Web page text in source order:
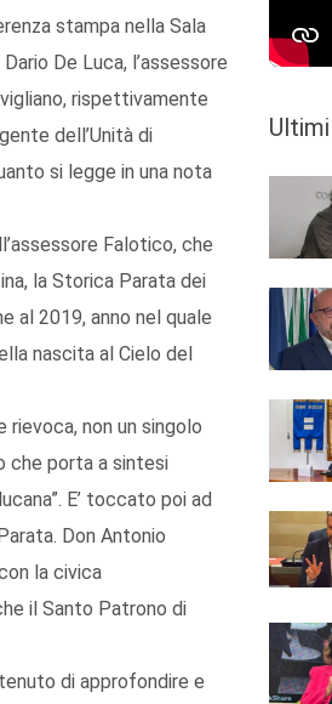
stampa nella Sala
De Luca, l’assessore
rispettivamente
dell’Unità di
si legge in una nota
Falotico, che
la Storica Parata dei
al 2019, anno nel quale
nascita al Cielo del
non un singolo
che porta a sintesi
E’ toccato poi ad
Don Antonio
la civica
il Santo Patrono di
di approfondire e